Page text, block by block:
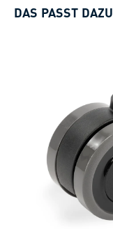
DAS PASST DAZU